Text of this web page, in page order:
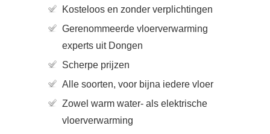
Kosteloos en zonder verplichtingen
Gerenommeerde vloerverwarming
experts uit Dongen
Scherpe prijzen
Alle soorten, voor bijna iedere vloer
Zowel warm water- als elektrische
vloerverwarming